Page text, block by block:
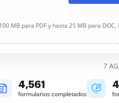
MB para PDF y hasta 25 MB para DOC,
7
4,562
formularios completados